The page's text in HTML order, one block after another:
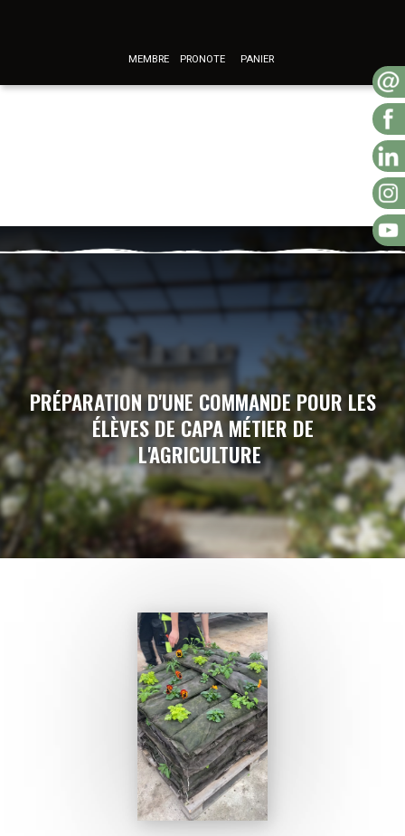
MEMBRE PRONOTE PANIER
PRÉPARATION D'UNE COMMANDE POUR LES
ÉLÈVES DE CAPA MÉTIER DE
L'AGRICULTURE